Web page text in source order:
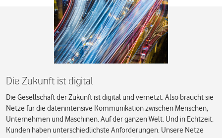
Die Zukunft ist digital
Die Gesellschaft der Zukunft ist digital und vernetzt. Also braucht sie
Netze für die datenintensive Kommunikation zwischen Menschen,
Unternehmen und Maschinen. Auf der ganzen Welt. Und in Echtzeit.
Kunden haben unterschiedlichste Anforderungen. Unsere Netze